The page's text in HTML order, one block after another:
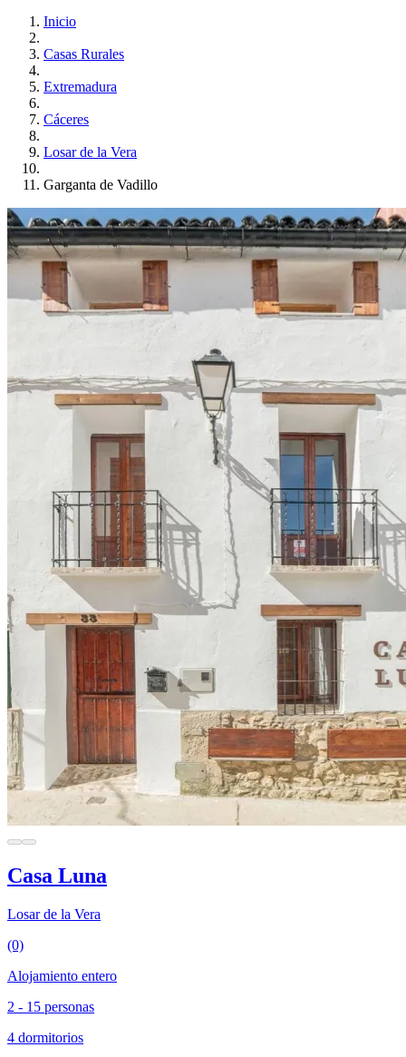
Inicio
Casas Rurales
Extremadura
Cáceres
Losar de la Vera
Garganta de Vadillo
Casa Luna
Losar de la Vera
(0)
Alojamiento entero
2 - 15 personas
4 dormitorios